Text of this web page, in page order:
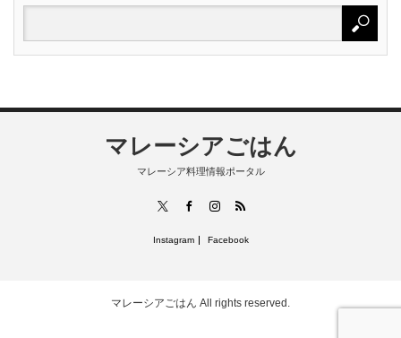
マレーシアごはん
マレーシア料理情報ポータル
FacebookInstagram
RSS
Instagram Facebook
マレーシアごはん All rights reserved.